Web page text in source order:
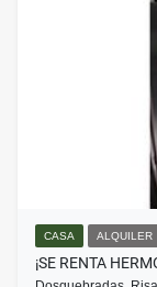
CASA ALQUILER
¡SE RENTA